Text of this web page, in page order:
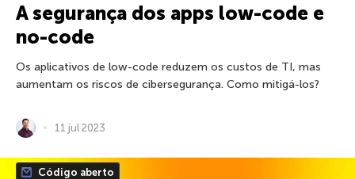
A segurança dos apps low-code e
no-code
Os aplicativos de low-code reduzem os custos de TI, mas
aumentam os riscos de cibersegurança. Como mitigá-los?
11 jul 2023
Código aberto